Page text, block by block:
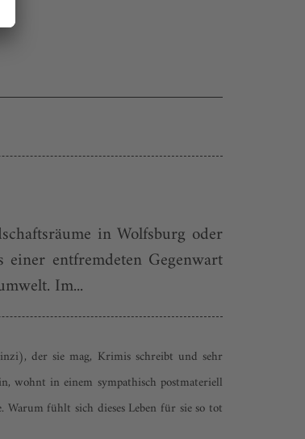
in Wolfsburg oder
entfremdeten Gegenwart
Im...
der sie mag, Krimis schreibt und sehr
wohnt in einem sympathisch postmateriell
fühlt sich dieses Leben für sie so tot